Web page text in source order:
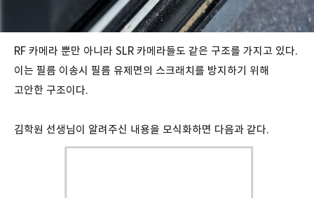
RF 카메라 뿐만 아니라 SLR 카메라들도 같은 구조를 가지고 있다.
이는 필름 이송시 필름 유제면의 스크래치를 방지하기 위해
고안한 구조이다.
김학원 선생님이 알려주신 내용을 모식화하면 다음과 같다.